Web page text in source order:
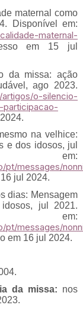
maternal como
Disponível em:
maternal-
em 15 jul
da missa: ação
ago 2023.
o-silencio-
na velhice:
e dos idosos, jul
em:
messages/
jul 2024.
dias: Mensagem
jul 2021.
em:
messages/
em 16 jul 2024.
da missa: nos